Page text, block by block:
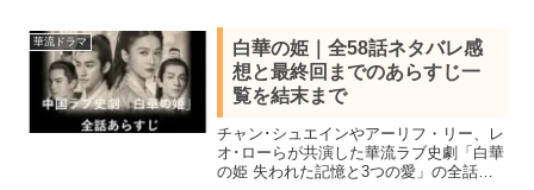
華流ドラマ
白華の姫｜全58話ネタバレ感
想と最終回までのあらすじ一
覧を結末まで
チャン･シュエインやアーリフ・リー、レ
オ･ローらが共演した華流ラブ史劇「白華
の姫 失われた記憶と3つの愛」の全話一